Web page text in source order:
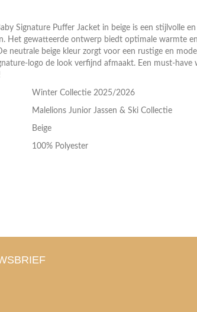
Signature Puffer Jacket in beige is een stijlvolle
Het gewatteerde ontwerp biedt optimale warmte
neutrale beige kleur zorgt voor een rustige en
logo de look verfijnd afmaakt. Een must-have
Winter Collectie 2025/2026
Malelions Junior Jassen & Ski Collectie
Beige
100% Polyester